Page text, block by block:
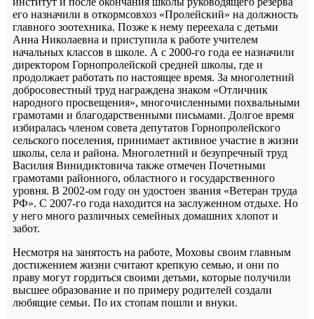
его назначили в откормсовхоз «Пролейский» на должность
главного зоотехника. Позже к нему переехала с детьми
Анна Николаевна и приступила к работе учителем
начальных классов в школе. А с 2000-го года ее назначили
директором Горнопролейской средней школы, где и
продолжает работать по настоящее время. За многолетний
добросовестный труд награждена знаком «Отличник
народного просвещения», многочисленными похвальными
грамотами и благодарственными письмами. Долгое время
избиралась членом совета депутатов Горнопролейского
сельского поселения, принимает активное участие в жизни
школы, села и района. Многолетний и безупречный труд
Василия Винидиктовича также отмечен Почетными
грамотами районного, областного и государственного
уровня. В 2002-ом году он удостоен звания «Ветеран труда
РФ». С 2007-го года находится на заслуженном отдыхе. Но
у него много различных семейных домашних хлопот и
забот.
Несмотря на занятость на работе, Моховы своим главным
достижением жизни считают крепкую семью, и они по
праву могут гордиться своими детьми, которые получили
высшее образование и по примеру родителей создали
любящие семьи. По их стопам пошли и внуки.